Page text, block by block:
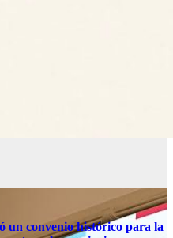
un convenio histórico para la